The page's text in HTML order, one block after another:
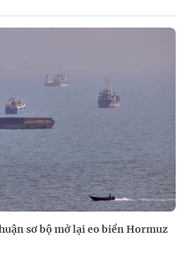
sơ bộ mở lại eo biển Hormuz